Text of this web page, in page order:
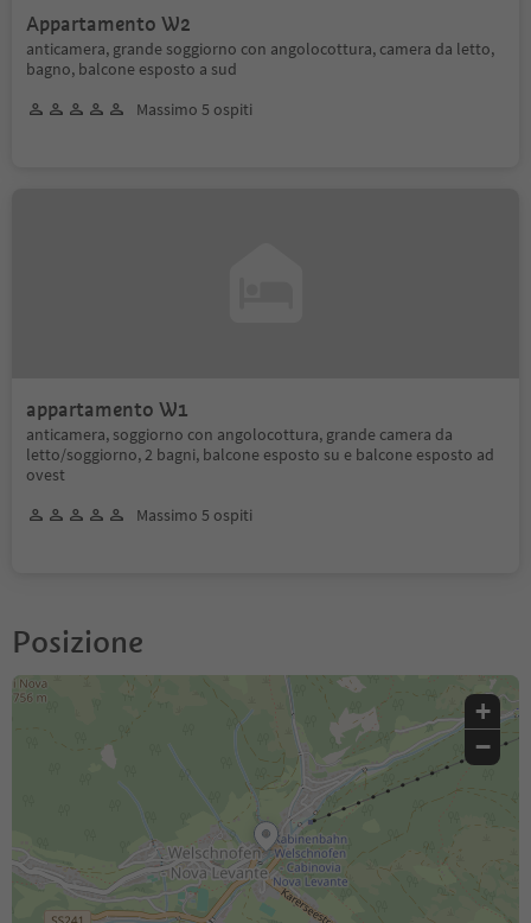
Appartamento W2
anticamera, grande soggiorno con angolocottura, camera da letto,
bagno, balcone esposto a sud
Massimo 5 ospiti
appartamento W1
anticamera, soggiorno con angolocottura, grande camera da
letto/soggiorno, 2 bagni, balcone esposto su e balcone esposto ad
ovest
Massimo 5 ospiti
Posizione
+
−